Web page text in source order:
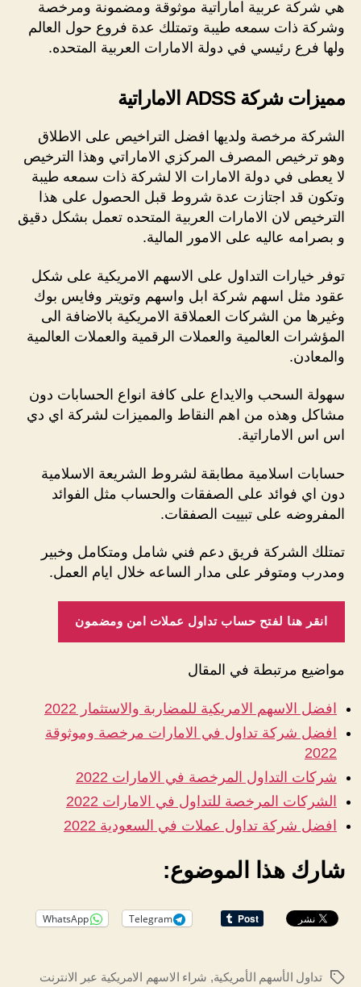
هي شركة عربية اماراتية موثوقة ومضمونة ومرخصة
وشركة ذات سمعه طيبة وتمتلك عدة فروع حول العالم
ولها فرع رئيسي في دولة الامارات العربية المتحده.
مميزات شركة ADSS الاماراتية
الشركة مرخصة ولديها افضل التراخيص على الاطلاق
وهو ترخيص المصرف المركزي الاماراتي وهذا الترخيص
لا يعطى في دولة الامارات الا لشركة ذات سمعه طيبة
وتكون قد اجتازت عدة شروط قبل الحصول على هذا
الترخيص لان الامارات العربية المتحده تعمل بشكل دقيق
و بصرامه عاليه على الامور المالية.
توفر خيارات التداول على الاسهم الامريكية على شكل
عقود مثل اسهم شركة ابل واسهم وتويتر وفايس بوك
وغيرها من الشركات العملاقة الامريكية بالاضافة الى
المؤشرات العالمية والعملات الرقمية والعملات العالمية
والمعادن.
سهولة السحب والايداع على كافة انواع الحسابات دون
مشاكل وهذه من اهم النقاط والمميزات لشركة اي دي
اس اس الاماراتية.
حسابات اسلامية مطابقة لشروط الشريعة الاسلامية
دون اي فوائد على الصفقات والحساب مثل الفوائد
المفروضه على تبييت الصفقات.
تمتلك الشركة فريق دعم فني شامل ومتكامل وخبير
ومدرب ومتوفر على مدار الساعه خلال ايام العمل.
انقر هنا لفتح حساب تداول عملات امن ومضمون
مواضيع مرتبطة في المقال
افضل الاسهم الامريكية للمضاربة والاستثمار 2022
افضل شركة تداول في الامارات مرخصة وموثوقة
2022
شركات التداول المرخصة في الامارات 2022
الشركات المرخصة للتداول في الامارات 2022
افضل شركة تداول عملات في السعودية 2022
شارك هذا الموضوع:
Telegram
WhatsApp
الوسومتداول الأسهم الأمريكية, شراء الاسهم الامريكية عبر الانترنت